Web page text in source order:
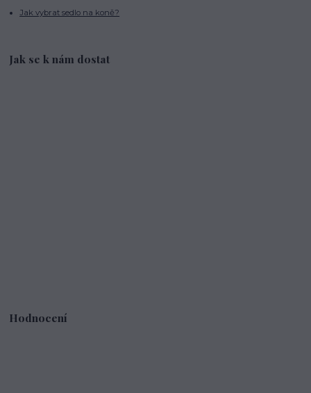
Jak vybrat sedlo na koně?
Jak se k nám dostat
Hodnocení